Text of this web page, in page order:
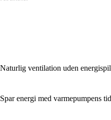
Naturlig ventilation uden
Spar energi med varmepumpens